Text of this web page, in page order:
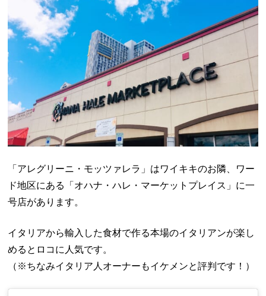
「アレグリーニ・モッツァレラ」はワイキキのお隣、ワー
ド地区にある「オハナ・ハレ・マーケットプレイス」に一
号店があります。
イタリアから輸入した食材で作る本場のイタリアンが楽し
めるとロコに人気です。
（※ちなみイタリア人オーナーもイケメンと評判です！）